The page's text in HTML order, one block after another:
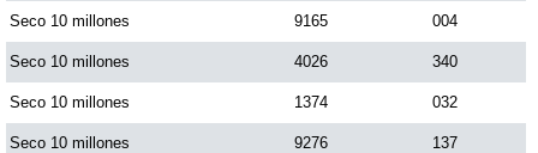
Seco 10 millones 9165 004
Seco 10 millones 4026 340
Seco 10 millones 1374 032
Seco 10 millones 9276 137